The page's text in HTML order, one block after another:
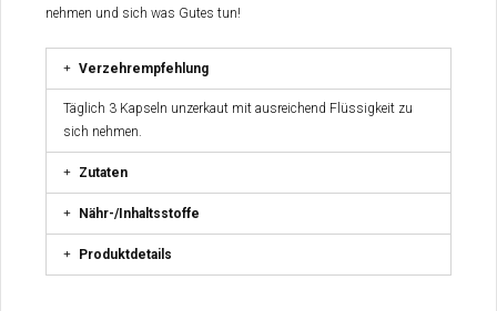
nehmen und sich was Gutes tun!
Verzehrempfehlung
Täglich 3 Kapseln unzerkaut mit ausreichend Flüssigkeit zu
sich nehmen.
Zutaten
Nähr-/Inhaltsstoffe
Produktdetails